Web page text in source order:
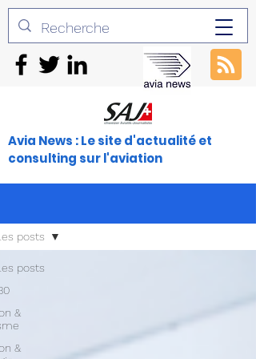
Avia News : Le site d'actualité et
consulting sur l'aviation
posts
&
&
posts